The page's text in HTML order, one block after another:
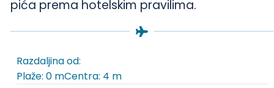
pića prema hotelskim pravilima.
Razdaljina od:
Plaže: 0 mCentra: 4 m